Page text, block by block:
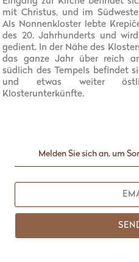
mit Christus, und im
Als Nonnenkloster lebte
des 20. Jahrhunderts und
gedient. In der Nähe des
das ganze Jahr über reich
südlich des Tempels befindet
und etwas weiter
Klosterunterkünfte.
Melden Sie sich an, um